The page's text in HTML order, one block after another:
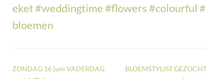
eket#weddingtime#flowers#colourful #
bloemen
ZONDAG 16 juni VADERDAG
BLOEMSTYLIST GEZOCHT